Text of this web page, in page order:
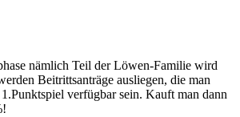
nämlich Teil der Löwen-Familie wird
Beitrittsanträge ausliegen, die man
verfügbar sein. Kauft man dann